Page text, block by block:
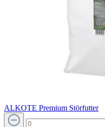
ALKOTE Premium Störfutter